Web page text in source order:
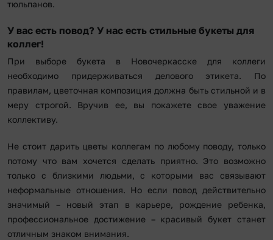
тюльпанов.
У вас есть повод? У нас есть стильные букеты для
коллег!
При выборе букета в Новочеркасске для коллеги
необходимо придерживаться делового этикета. По
правилам, цветочная композиция должна быть стильной и в
меру строгой. Вручив ее, вы покажете свое уважение
коллективу.
Не стоит дарить цветы коллегам по любому поводу, только
потому что вам хочется сделать приятно. Это возможно
только с близкими людьми, с которыми вас связывают
неформальные отношения. Но если повод действительно
значимый – новый этап в карьере, рождение ребенка,
профессиональное достижение – красивый букет станет
отличным знаком внимания.